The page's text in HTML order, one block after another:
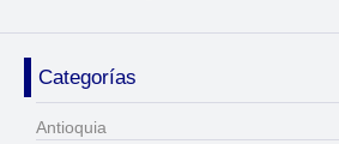
Categorías
Antioquia